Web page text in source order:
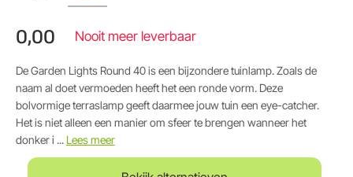
0,00 Nooit meer leverbaar
De Garden Lights Round 40 is een bijzondere tuinlamp. Zoals de
naam al doet vermoeden heeft het een ronde vorm. Deze
bolvormige terraslamp geeft daarmee jouw tuin een eye-catcher.
Het is niet alleen een manier om sfeer te brengen wanneer het
donker i ... Lees meer